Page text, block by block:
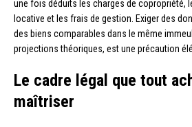
une fois déduits les charges de copropriété,
locative et les frais de gestion. Exiger des
des biens comparables dans le même
projections théoriques, est une précaution
Le cadre légal que tout
maîtriser